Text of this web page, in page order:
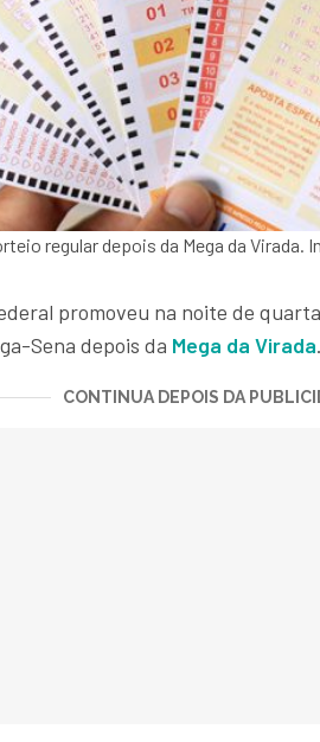
regular depois da Mega da Virada.
promoveu na noite de
Sena depois da Mega da Virada.
CONTINUA DEPOIS DA